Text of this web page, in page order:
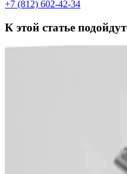
+7 (812) 602-42-34
К этой статье подойдут